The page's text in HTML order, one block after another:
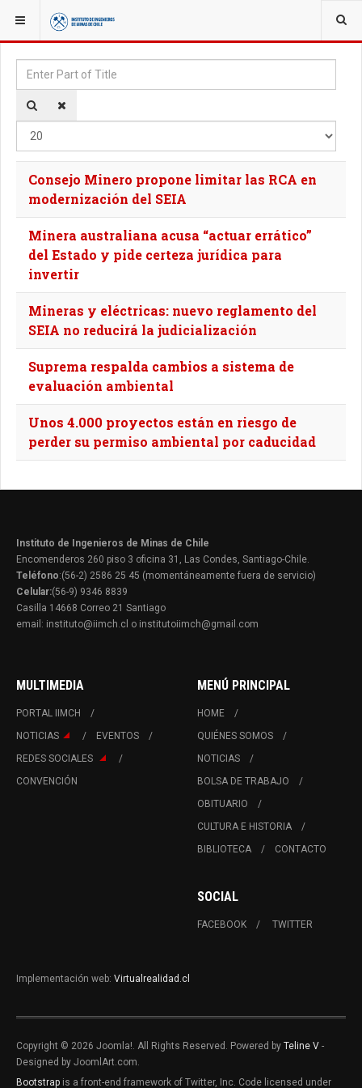
YOU ARE HERE: TAGS
Enter Part of Title
Consejo Minero propone limitar las RCA en
modernización del SEIA
Minera australiana acusa “actuar errático”
del Estado y pide certeza jurídica para
invertir
Mineras y eléctricas: nuevo reglamento del
SEIA no reducirá la judicialización
Suprema respalda cambios a sistema de
evaluación ambiental
Unos 4.000 proyectos están en riesgo de
perder su permiso ambiental por caducidad
Instituto de Ingenieros de Minas de Chile
Encomenderos 260 piso 3 oficina 31, Las Condes, Santiago-Chile.
Teléfono:(56-2) 2586 25 45 (momentáneamente fuera de servicio)
Celular:(56-9) 9346 8839
Casilla 14668 Correo 21 Santiago
email: instituto@iimch.cl o institutoiimch@gmail.com
MULTIMEDIA
PORTAL IIMCH
NOTICIAS
EVENTOS
REDES SOCIALES
CONVENCIÓN
MENÚ PRINCIPAL
HOME
QUIÉNES SOMOS
NOTICIAS
BOLSA DE TRABAJO
OBITUARIO
CULTURA E HISTORIA
BIBLIOTECA
CONTACTO
SOCIAL
FACEBOOK TWITTER
Implementación web: Virtualrealidad.cl
Copyright © 2026 Joomla!. All Rights Reserved. Powered by Teline V -
Designed by JoomlArt.com.
Bootstrap is a front-end framework of Twitter, Inc. Code licensed under